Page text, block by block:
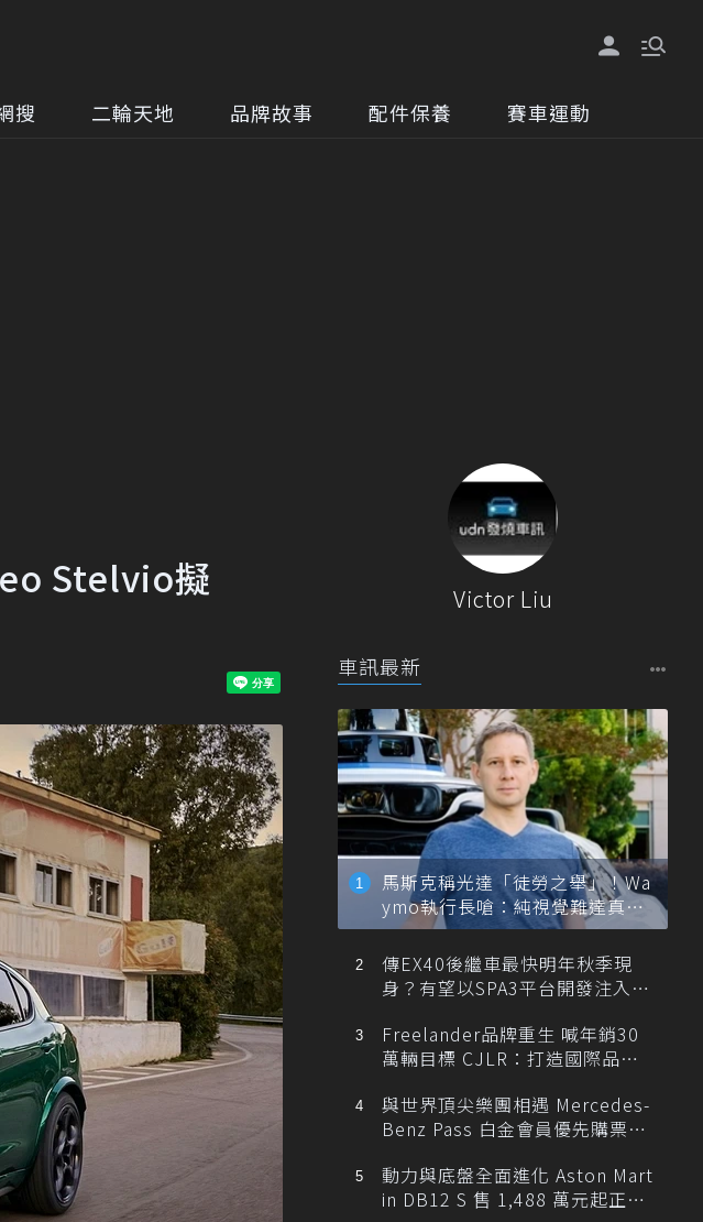
搜 二輪天地 品牌故事 配件保養 賽車運動
Stelvio擬
Victor Liu
車訊最新
馬斯克稱光達「徒勞之舉」！Wa
ymo執行長嗆：純視覺難達真正
自動駕駛
傳EX40後繼車最快明年秋季現
身？有望以SPA3平台開發注入80
Freelander品牌重生 喊年銷30
萬輛目標 CJLR：打造國際品牌
與世界頂尖樂團相遇 Mercedes-
Benz Pass 白金會員優先購票維
動力與底盤全面進化 Aston Mart
in DB12 S 售 1,488 萬元起正式